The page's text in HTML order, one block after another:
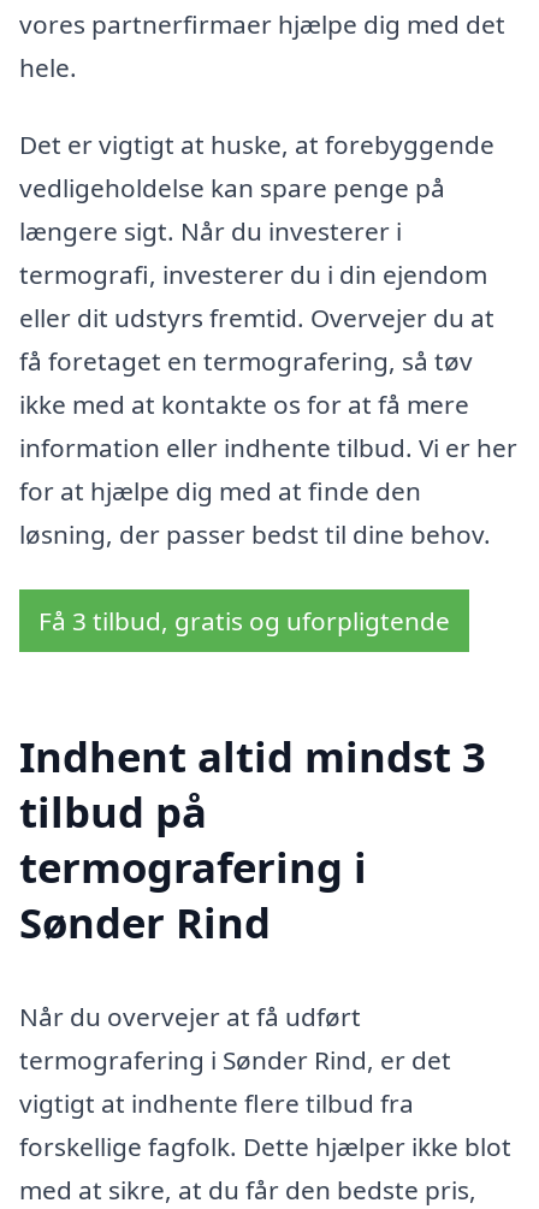
vores partnerfirmaer hjælpe dig med det
hele.
Det er vigtigt at huske, at forebyggende
vedligeholdelse kan spare penge på
længere sigt. Når du investerer i
termografi, investerer du i din ejendom
eller dit udstyrs fremtid. Overvejer du at
få foretaget en termografering, så tøv
ikke med at kontakte os for at få mere
information eller indhente tilbud. Vi er her
for at hjælpe dig med at finde den
løsning, der passer bedst til dine behov.
Få 3 tilbud, gratis og uforpligtende
Indhent altid mindst 3
tilbud på
termografering i
Sønder Rind
Når du overvejer at få udført
termografering i Sønder Rind, er det
vigtigt at indhente flere tilbud fra
forskellige fagfolk. Dette hjælper ikke blot
med at sikre, at du får den bedste pris,